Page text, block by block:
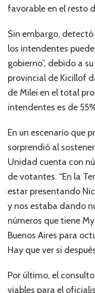
favorable en el resto
Sin embargo,
los intendentes
gobierno”, debido a
provincial de Kicillof
de Milei en el total
intendentes es de
En un escenario que
sorprendió al
Unidad cuenta con
de votantes. “En la
estar presentando
y nos estaba dando
números que tiene
Buenos Aires para
Hay que ver si
Por último, el
viables para el